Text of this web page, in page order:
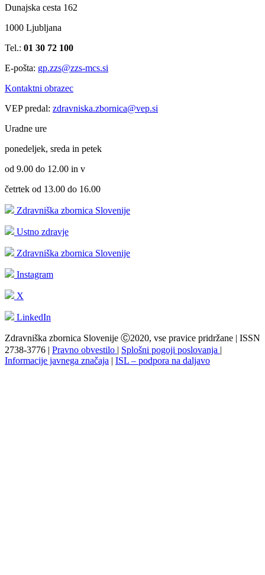
Dunajska cesta 162
1000 Ljubljana
Tel.: 01 30 72 100
E-pošta: gp.zzs@zzs-mcs.si
Kontaktni obrazec
VEP predal: zdravniska.zbornica@vep.si
Uradne ure
ponedeljek, sreda in petek
od 9.00 do 12.00 in v
četrtek od 13.00 do 16.00
Zdravniška zbornica Slovenije
Ustno zdravje
Zdravniška zbornica Slovenije
Instagram
X
LinkedIn
Zdravniška zbornica Slovenije Ⓒ2020, vse pravice pridržane | ISSN
2738-3776 | Pravno obvestilo | Splošni pogoji poslovanja |
Informacije javnega značaja | ISL – podpora na daljavo